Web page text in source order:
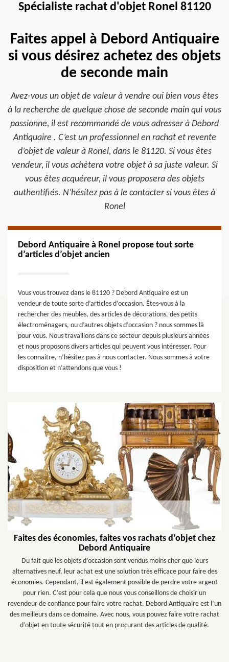
Spécialiste rachat d'objet Ronel 81120
Faites appel à Debord Antiquaire
si vous désirez achetez des objets
de seconde main
Avez-vous un objet de valeur à vendre oui bien vous êtes
à la recherche de quelque chose de seconde main qui vous
passionne, il est recommandé de vous adresser à Debord
Antiquaire . C’est un professionnel en rachat et revente
d’objet de valeur à Ronel, dans le 81120. Si vous êtes
vendeur, il vous achètera votre objet à sa juste valeur. Si
vous êtes acquéreur, il vous proposera des objets
authentifiés. N’hésitez pas à le contacter si vous êtes à
Ronel
Debord Antiquaire à Ronel propose tout sorte
d’articles d’objet ancien
Vous vous trouvez dans le 81120 ? Debord Antiquaire est un
vendeur de toute sorte d’articles d’occasion. Êtes-vous à la
rechercher des meubles, des articles de décorations, des petits
électroménagers, ou d’autres objets d’occasion ? nous sommes là
pour vous. Nous travaillons dans ce secteur depuis plusieurs années
et nous proposons divers articles qui peuvent vous intéresser. Pour
les connaitre, n’hésitez pas à nous contacter. Nous sommes à votre
disposition et n’attendons que vous !
Faites des économies, faites vos rachats d’objet chez
Debord Antiquaire
Du fait que les objets d’occasion sont vendus moins cher que leurs
alternatives neuf, leur achat est une solution très efficace pour faire des
économies. Cependant, il est également possible de perdre votre argent
pour rien. C’est pour cela que nous vous conseillons de choisir un
revendeur de confiance pour faire votre rachat. Debord Antiquaire est l’un
des meilleurs dans ce domaine. Avec nous, vous pouvez faire votre rachat
d’objet en toute sécurité tout en procurant des articles de qualité.